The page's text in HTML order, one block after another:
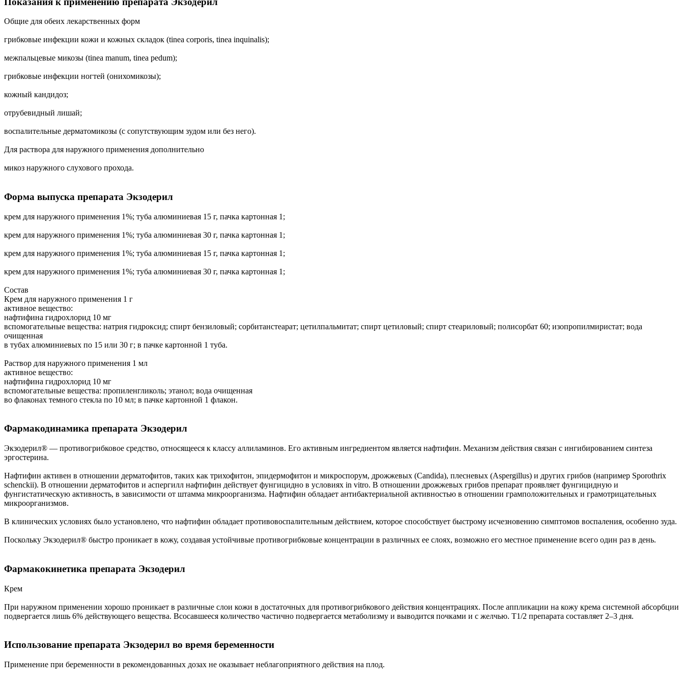
Общие для обеих лекарственных форм
грибковые инфекции кожи и кожных складок (tinea corporis, tinea inquinalis);
межпальцевые микозы (tinea manum, tinea pedum);
грибковые инфекции ногтей (онихомикозы);
кожный кандидоз;
отрубевидный лишай;
воспалительные дерматомикозы (с сопутствующим зудом или без него).
Для раствора для наружного применения дополнительно
микоз наружного слухового прохода.
Форма выпуска препарата Экзодерил
крем для наружного применения 1%; туба алюминиевая 15 г, пачка картонная 1;
крем для наружного применения 1%; туба алюминиевая 30 г, пачка картонная 1;
крем для наружного применения 1%; туба алюминиевая 15 г, пачка картонная 1;
крем для наружного применения 1%; туба алюминиевая 30 г, пачка картонная 1;
Состав
Крем для наружного применения 1 г
активное вещество:
нафтифина гидрохлорид 10 мг
вспомогательные вещества: натрия гидроксид; спирт бензиловый; сорбитанстеарат; цетилпальмитат; спирт цетиловый; спирт стеариловый; полисорбат 60; изопропилмиристат; вода
очищенная
в тубах алюминиевых по 15 или 30 г; в пачке картонной 1 туба.
Раствор для наружного применения 1 мл
активное вещество:
нафтифина гидрохлорид 10 мг
вспомогательные вещества: пропиленгликоль; этанол; вода очищенная
во флаконах темного стекла по 10 мл; в пачке картонной 1 флакон.
Фармакодинамика препарата Экзодерил
Экзодерил® — противогрибковое средство, относящееся к классу аллиламинов. Его активным ингредиентом является нафтифин. Механизм действия связан с ингибированием синтеза
эргостерина.
Нафтифин активен в отношении дерматофитов, таких как трихофитон, эпидермофитон и микроспорум, дрожжевых (Candida), плесневых (Aspergillus) и других грибов (например Sporothrix
schenckii). В отношении дерматофитов и аспергилл нафтифин действует фунгицидно в условиях in vitro. В отношении дрожжевых грибов препарат проявляет фунгицидную и
фунгистатическую активность, в зависимости от штамма микроорганизма. Нафтифин обладает антибактериальной активностью в отношении грамположительных и грамотрицательных
микроорганизмов.
В клинических условиях было установлено, что нафтифин обладает противовоспалительным действием, которое способствует быстрому исчезновению симптомов воспаления, особенно зуда.
Поскольку Экзодерил® быстро проникает в кожу, создавая устойчивые противогрибковые концентрации в различных ее слоях, возможно его местное применение всего один раз в день.
Фармакокинетика препарата Экзодерил
Крем
При наружном применении хорошо проникает в различные слои кожи в достаточных для противогрибкового действия концентрациях. После аппликации на кожу крема системной абсорбции
подвергается лишь 6% действующего вещества. Всосавшееся количество частично подвергается метаболизму и выводится почками и с желчью. T1/2 препарата составляет 2–3 дня.
Использование препарата Экзодерил во время беременности
Применение при беременности в рекомендованных дозах не оказывает неблагоприятного действия на плод.